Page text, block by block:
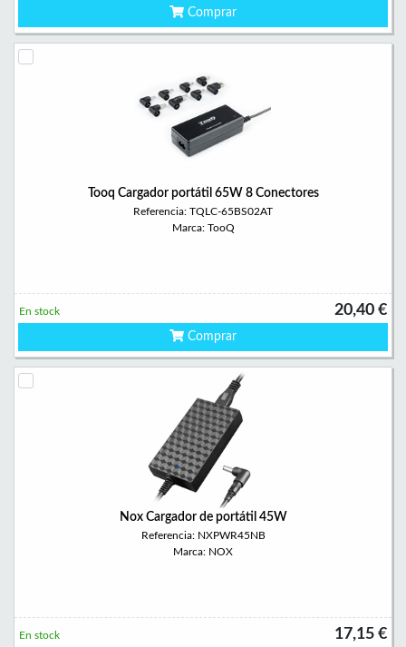
Comprar
Tooq Cargador portátil 65W 8 Conectores
Referencia: TQLC-65BS02AT
Marca: TooQ
20,40 €
En stock
Comprar
Nox Cargador de portátil 45W
Referencia: NXPWR45NB
Marca: NOX
17,15 €
En stock